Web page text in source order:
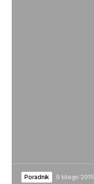
Poradnik 9 lutego 2015